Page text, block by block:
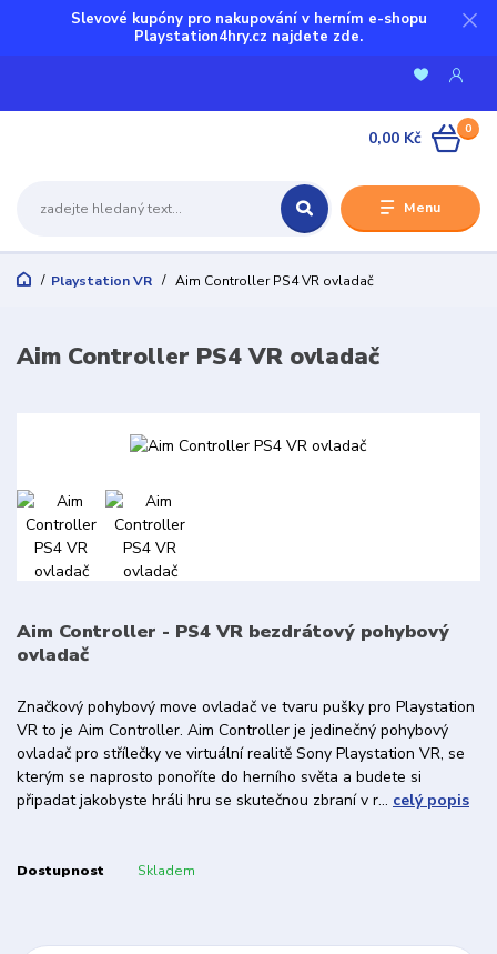
Slevové kupóny pro nakupování v herním e-shopu
Playstation4hry.cz najdete zde.
Menu
0
0,00 Kč
Playstation VR Aim Controller PS4 VR ovladač
Aim Controller PS4 VR ovladač
Aim Controller - PS4 VR bezdrátový pohybový
ovladač
Značkový pohybový move ovladač ve tvaru pušky pro Playstation
VR to je Aim Controller. Aim Controller je jedinečný pohybový
ovladač pro střílečky ve virtuální realitě Sony Playstation VR, se
kterým se naprosto ponoříte do herního světa a budete si
připadat jakobyste hráli hru se skutečnou zbraní v r... celý popis
Dostupnost Skladem